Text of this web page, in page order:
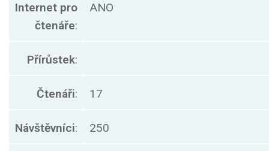
Internet pro
čtenáře:
ANO
Přírůstek:
Čtenáři: 17
Návštěvníci: 250